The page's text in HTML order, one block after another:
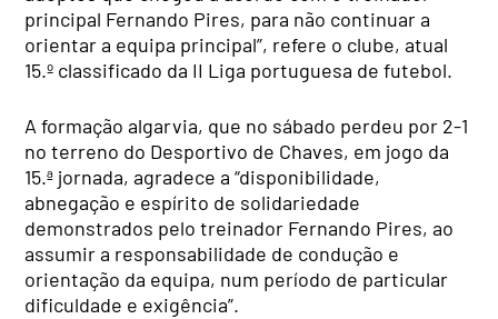
principal Fernando Pires, para não continuar a
orientar a equipa principal”, refere o clube, atual
15.º classificado da II Liga portuguesa de futebol.
A formação algarvia, que no sábado perdeu por 2-1
no terreno do Desportivo de Chaves, em jogo da
15.ª jornada, agradece a “disponibilidade,
abnegação e espírito de solidariedade
demonstrados pelo treinador Fernando Pires, ao
assumir a responsabilidade de condução e
orientação da equipa, num período de particular
dificuldade e exigência”.